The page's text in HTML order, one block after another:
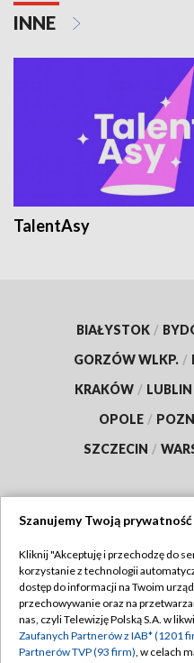
INNE
TalentAsy
BIAŁYSTOK /
GORZÓW WLKP. /
KRAKÓW / LUBLIN
OPOLE /
SZCZECIN /
Abonament TVP
Emisja w TVP
Szanujemy Twoją prywatność
Kliknij "Akceptuję i przechodzę do
korzystanie z technologii
dostęp do informacji na Twoim
przechowywanie oraz na
nas, czyli Telewizję Polską S.A. w
Zaufanych Partnerów z IAB* (1201
Partnerów TVP (93 firm), w celach